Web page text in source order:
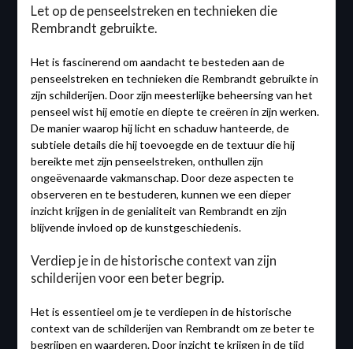
Let op de penseelstreken en technieken die
Rembrandt gebruikte.
Het is fascinerend om aandacht te besteden aan de
penseelstreken en technieken die Rembrandt gebruikte in
zijn schilderijen. Door zijn meesterlijke beheersing van het
penseel wist hij emotie en diepte te creëren in zijn werken.
De manier waarop hij licht en schaduw hanteerde, de
subtiele details die hij toevoegde en de textuur die hij
bereikte met zijn penseelstreken, onthullen zijn
ongeëvenaarde vakmanschap. Door deze aspecten te
observeren en te bestuderen, kunnen we een dieper
inzicht krijgen in de genialiteit van Rembrandt en zijn
blijvende invloed op de kunstgeschiedenis.
Verdiep je in de historische context van zijn
schilderijen voor een beter begrip.
Het is essentieel om je te verdiepen in de historische
context van de schilderijen van Rembrandt om ze beter te
begrijpen en waarderen. Door inzicht te krijgen in de tijd